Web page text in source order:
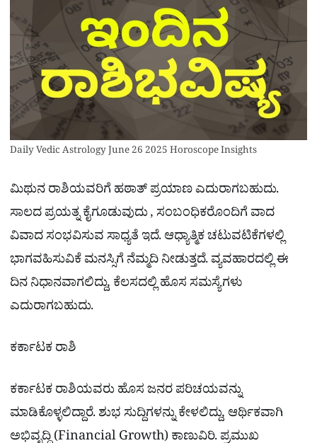
Daily Vedic Astrology June 26 2025 Horoscope Insights
ಮಿಥುನ ರಾಶಿಯವರಿಗೆ ಹಠಾತ್ ಪ್ರಯಾಣ ಎದುರಾಗಬಹುದು.
ಸಾಲದ ಪ್ರಯತ್ನ ಕೈಗೂಡುವುದು , ಸಂಬಂಧಿಕರೊಂದಿಗೆ ವಾದ
ವಿವಾದ ಸಂಭವಿಸುವ ಸಾಧ್ಯತೆ ಇದೆ. ಆಧ್ಯಾತ್ಮಿಕ ಚಟುವಟಿಕೆಗಳಲ್ಲಿ
ಭಾಗವಹಿಸುವಿಕೆ ಮನಸ್ಸಿಗೆ ನೆಮ್ಮದಿ ನೀಡುತ್ತದೆ. ವ್ಯವಹಾರದಲ್ಲಿ ಈ
ದಿನ ನಿಧಾನವಾಗಲಿದ್ದು, ಕೆಲಸದಲ್ಲಿ ಹೊಸ ಸಮಸ್ಯೆಗಳು
ಎದುರಾಗಬಹುದು.
ಕರ್ಕಾಟಕ ರಾಶಿ
ಕರ್ಕಾಟಕ ರಾಶಿಯವರು ಹೊಸ ಜನರ ಪರಿಚಯವನ್ನು
ಮಾಡಿಕೊಳ್ಳಲಿದ್ದಾರೆ. ಶುಭ ಸುದ್ದಿಗಳನ್ನು ಕೇಳಲಿದ್ದು, ಆರ್ಥಿಕವಾಗಿ
ಅಭಿವೃದ್ಧಿ (Financial Growth) ಕಾಣುವಿರಿ. ಪ್ರಮುಖ